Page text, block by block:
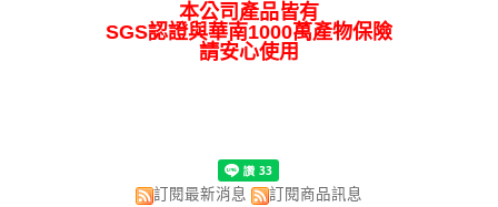
本公司產品皆有
SGS認證與華南1000萬產物保險
請安心使用
訂閱最新消息 訂閱商品訊息